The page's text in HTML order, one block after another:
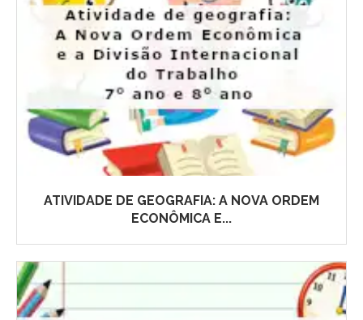
ATIVIDADE DE GEOGRAFIA: A NOVA ORDEM
ECONÔMICA E...